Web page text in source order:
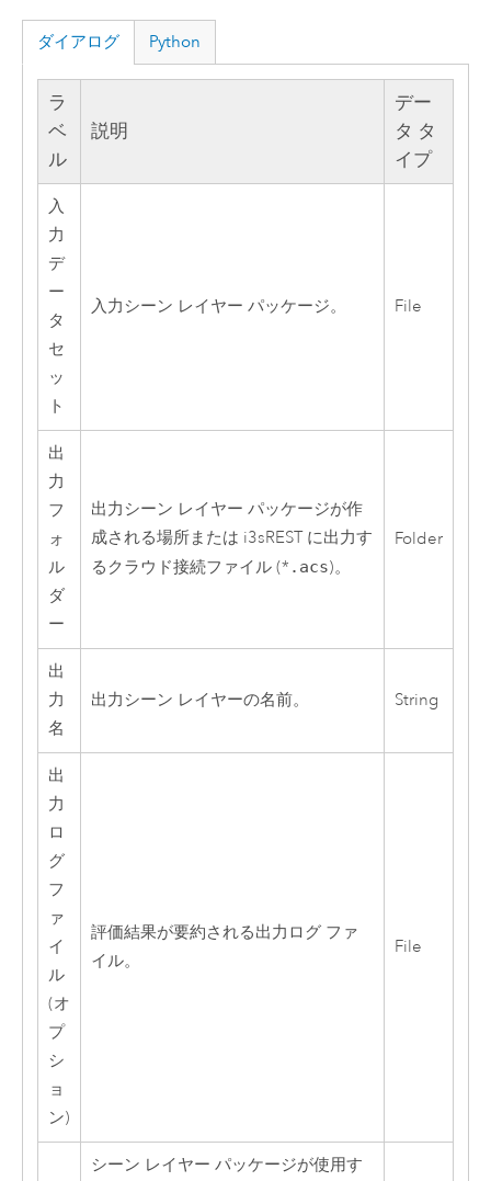
ダイアログ Python
ラ
ベ
ル
説明
デー
タ タ
イプ
入
力
デ
ー
タ
セ
ッ
ト
入力シーン レイヤー パッケージ。 File
出
力
フ
ォ
ル
ダ
ー
出力シーン レイヤー パッケージが作
成される場所または i3sREST に出力す
るクラウド接続ファイル (* .acs)。
Folder
出
力
名
出力シーン レイヤーの名前。 String
出
力
ロ
グ
フ
ァ
イ
ル
(オ
プ
シ
ョ
ン)
評価結果が要約される出力ログ ファ
イル。
File
シーン レイヤー パッケージが使用す